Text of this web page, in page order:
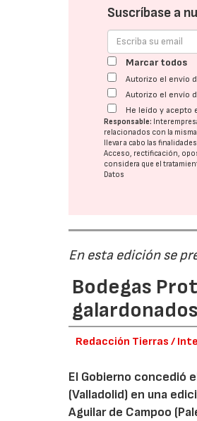
Suscríbase a
Marcar todos
Autorizo el envío
Autorizo el envío
He leído y acepto
Responsable:
relacionados con la
llevar a cabo las
Acceso, rectificación,
considera que el
Datos
En esta edición se
Bodegas
Redacción Tierras /
El Gobierno concedió
(Valladolid) en una
Aguilar de Campoo